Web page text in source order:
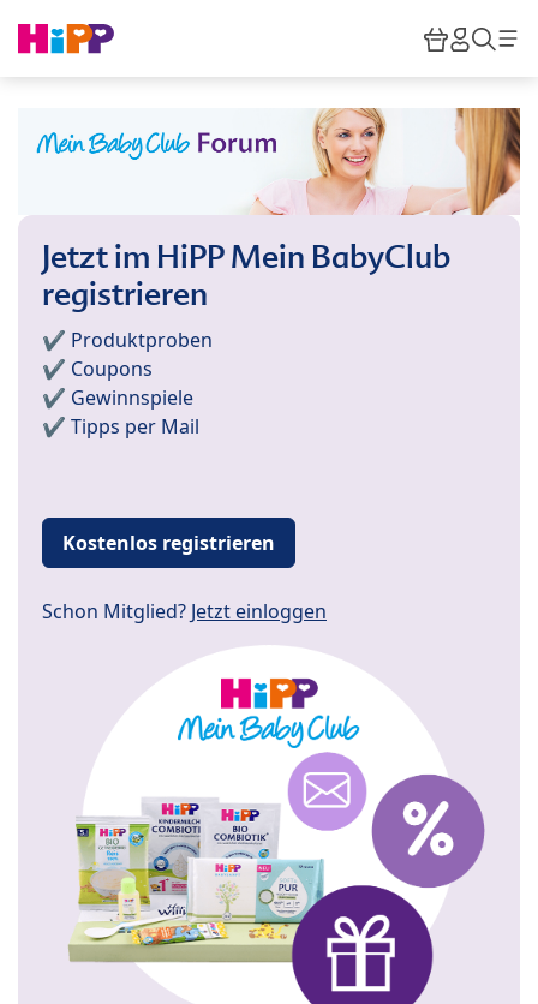
HiPP
Jetzt im HiPP Mein BabyClub
registrieren
✔️ Produktproben
✔️ Coupons
✔️ Gewinnspiele
✔️ Tipps per Mail
Kostenlos registrieren
Schon Mitglied? Jetzt einloggen